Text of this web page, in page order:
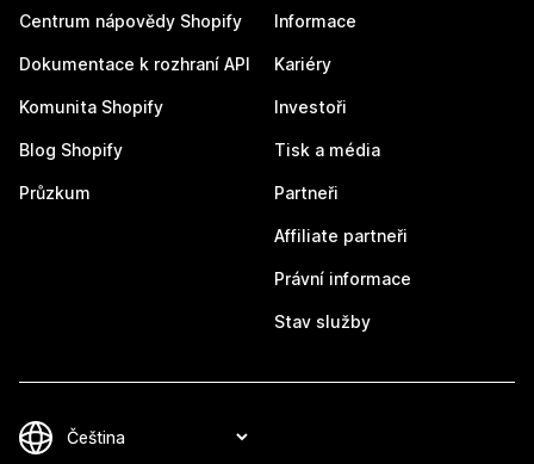
Centrum nápovědy Shopify
Dokumentace k rozhraní API
Komunita Shopify
Blog Shopify
Průzkum
Informace
Kariéry
Investoři
Tisk a média
Partneři
Affiliate partneři
Právní informace
Stav služby